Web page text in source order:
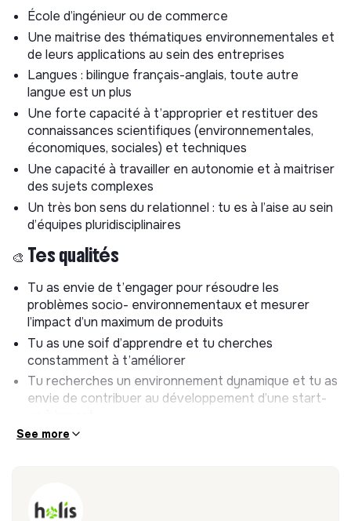
Mettre ton expertise environnementale au service d’un
monde plus durable te parle ? Alors ce poste est fait
pour toi ! Voici quelles seront tes missions :
🔍 Recherche & Développement
Contribuer à l’élaboration de méthodologie de calcul
pour améliorer la finesse des analyses
environnementales : éco-conception, analyse
réglementaire, etc.
Travailler sur l’automatisation de la collecte et de la
vérification de données environnementales
🥇 Accompagnement client
Accompagner le déploiement et l’adoption de Holis
Soutenir les utilisateurs dans l’Analyse du Cycle de
Vie de leurs produits et leur stratégie d’éco-
conception
Former les utilisateurs sur les thématiques d’éco-
École d’ingénieur ou de commerce
Une maitrise des thématiques environnementales et
de leurs applications au sein des entreprises
Langues : bilingue français-anglais, toute autre
langue est un plus
Une forte capacité à t’approprier et restituer des
connaissances scientifiques (environnementales,
économiques, sociales) et techniques
Une capacité à travailler en autonomie et à maitriser
des sujets complexes
Un très bon sens du relationnel : tu es à l’aise au sein
d’équipes pluridisciplinaires
🎨 Tes qualités
Tu as envie de t’engager pour résoudre les
problèmes socio- environnementaux et mesurer
l’impact d’un maximum de produits
Tu as une soif d’apprendre et tu cherches
constamment à t’améliorer
Tu recherches un environnement dynamique et tu as
envie de contribuer au développement d’une start-
Ces missions te plaisent et te correspondent !
See more